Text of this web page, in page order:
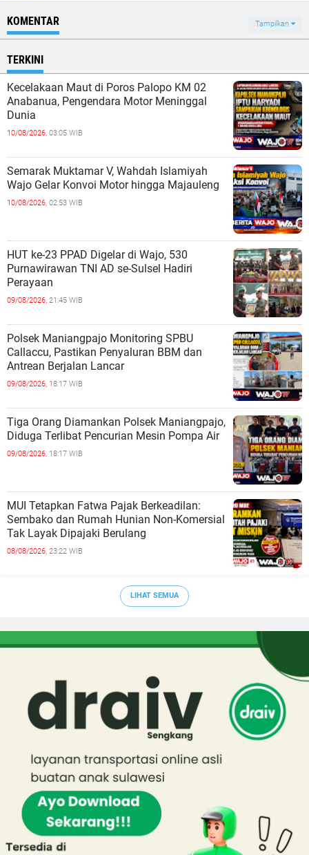
KOMENTAR Tampilkan
TERKINI
Kecelakaan Maut di Poros Palopo KM 02
Anabanua, Pengendara Motor Meninggal
Dunia
10/08/2026, 03:05 WIB
Semarak Muktamar V, Wahdah Islamiyah
Wajo Gelar Konvoi Motor hingga Majauleng
10/08/2026, 02:53 WIB
HUT ke-23 PPAD Digelar di Wajo, 530
Purnawirawan TNI AD se-Sulsel Hadiri
Perayaan
09/08/2026, 21:45 WIB
Polsek Maniangpajo Monitoring SPBU
Callaccu, Pastikan Penyaluran BBM dan
Antrean Berjalan Lancar
09/08/2026, 18:17 WIB
Tiga Orang Diamankan Polsek Maniangpajo,
Diduga Terlibat Pencurian Mesin Pompa Air
09/08/2026, 18:17 WIB
MUI Tetapkan Fatwa Pajak Berkeadilan:
Sembako dan Rumah Hunian Non-Komersial
Tak Layak Dipajaki Berulang
08/08/2026, 23:22 WIB
LIHAT SEMUA